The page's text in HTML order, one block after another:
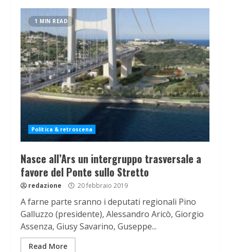
1 MIN READ
Politica & retroscena
Nasce all’Ars un intergruppo trasversale a
favore del Ponte sullo Stretto
redazione 20 febbraio 2019
A farne parte sranno i deputati regionali Pino
Galluzzo (presidente), Alessandro Aricò, Giorgio
Assenza, Giusy Savarino, Guseppe...
Read More